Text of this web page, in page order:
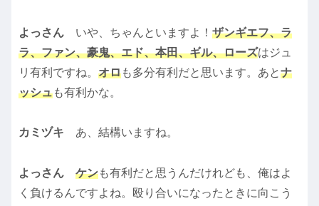
よっさん いや、ちゃんといますよ！ ザンギエフ、ラ
ラ、ファン、豪鬼、エド、本田、ギル、ローズはジュ
リ有利ですね。 オロも多分有利だと思います。あとナ
ッシュも有利かな。
カミヅキ あ、結構いますね。
よっさん ケンも有利だと思うんだけれども、俺はよ
く負けるんですよね。殴り合いになったときに向こう